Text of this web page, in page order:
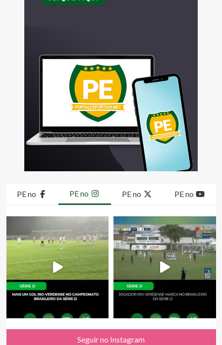
PE no PE no PE no PE no
Seguir no Instagram